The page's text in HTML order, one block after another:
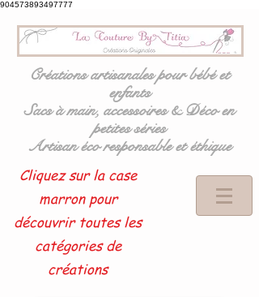
904573893497777
Créations artisanales pour bébé et
enfants
Sacs à main, accessoires & Déco en
petites séries
Artisan éco responsable et éthique
Cliquez sur la case
marron pour
découvrir toutes les
catégories de
créations